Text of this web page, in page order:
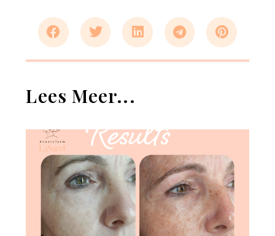
Lees Meer...